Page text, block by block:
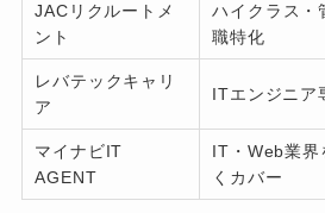
JACリクルートメ
ント
ハイクラス・
職特化
レバテックキャリ
ア
ITエンジニア
マイナビIT
AGENT
IT・Web業界
くカバー